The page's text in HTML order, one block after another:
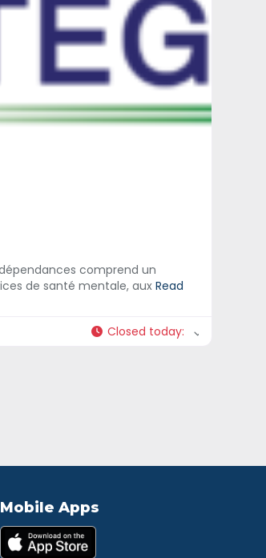
comprend un
de santé mentale, aux Read
Closed today:
Mobile Apps